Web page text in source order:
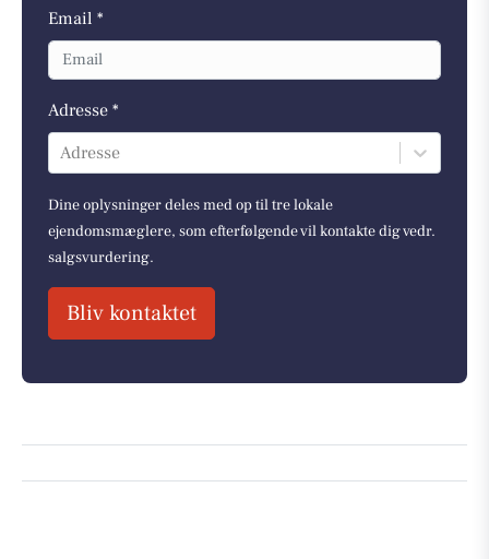
Email *
Adresse *
Adresse
Dine oplysninger deles med op til tre lokale
ejendomsmæglere, som efterfølgende vil kontakte dig vedr.
salgsvurdering.
Bliv kontaktet